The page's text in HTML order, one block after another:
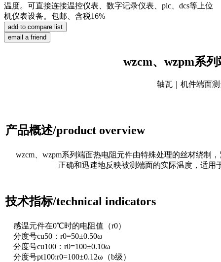
温度。可直接连接温控仪表、数字记录仪表、plc、dcs等上位
机仪表设备。包邮、含税16%
wzcm、wzpm系
轴瓦｜机件端面
产品概述/product overview
wzcm、wzpm系列端面热电阻元件由特殊处理的丝材绕制
正确和迅速地反映被测端面的实际温度，适用
技术指标/technical indicators
感温元件在0℃时的电阻值（r0）
分度号cu50：r0=50±0.50ω
分度号cu100：r0=100±0.10ω
分度号pt100:r0=100±0.12ω（b级）